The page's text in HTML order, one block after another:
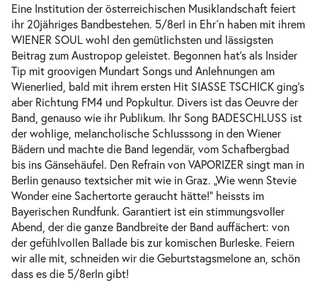
Eine Institution der österreichischen Musiklandschaft feiert
ihr 20jähriges Bandbestehen. 5/8erl in Ehr´n haben mit ihrem
WIENER SOUL wohl den gemütlichsten und lässigsten
Beitrag zum Austropop geleistet. Begonnen hat’s als Insider
Tip mit groovigen Mundart Songs und Anlehnungen am
Wienerlied, bald mit ihrem ersten Hit SIASSE TSCHICK ging’s
aber Richtung FM4 und Popkultur. Divers ist das Oeuvre der
Band, genauso wie ihr Publikum. Ihr Song BADESCHLUSS ist
der wohlige, melancholische Schlusssong in den Wiener
Bädern und machte die Band legendär, vom Schafbergbad
bis ins Gänsehäufel. Den Refrain von VAPORIZER singt man in
Berlin genauso textsicher mit wie in Graz. „Wie wenn Stevie
Wonder eine Sachertorte geraucht hätte!“ heissts im
Bayerischen Rundfunk. Garantiert ist ein stimmungsvoller
Abend, der die ganze Bandbreite der Band auffächert: von
der gefühlvollen Ballade bis zur komischen Burleske. Feiern
wir alle mit, schneiden wir die Geburtstagsmelone an, schön
dass es die 5/8erln gibt!